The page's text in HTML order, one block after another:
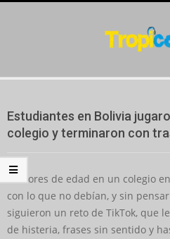
Menu
Estudiantes en Bolivia
colegio y terminaron con
Menores de edad en un colegio
con lo que no debían, y sin
siguieron un reto de TikTok, que
de histeria, frases sin sentido y